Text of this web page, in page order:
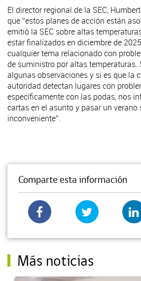
El director regional de la SEC,
que “estos planes de acción están
emitió la SEC sobre altas
estar finalizados en diciembre de
cualquier tema relacionado con
de suministro por altas temperaturas.
algunas observaciones y si es que la
autoridad detectan lugares con
específicamente con las podas, nos
cartas en el asunto y pasar un verano
inconveniente”.
Comparte esta información
Más noticias